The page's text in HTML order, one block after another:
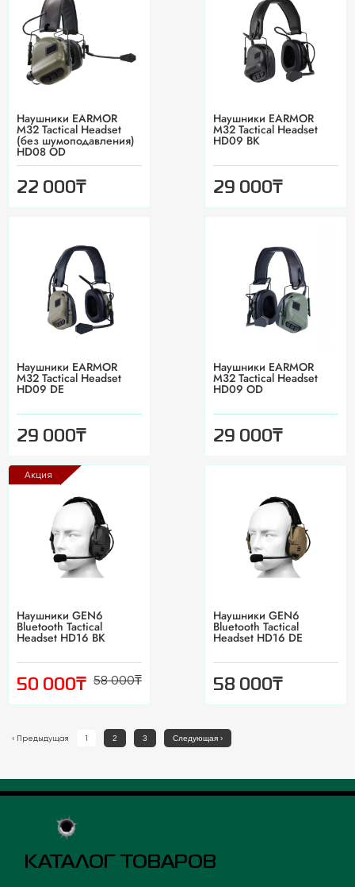
Наушники EARMOR
M32 Tactical Headset
(без шумоподавления)
HD08 OD
22 000₸
Наушники EARMOR
M32 Tactical Headset
HD09 BK
29 000₸
Наушники EARMOR
M32 Tactical Headset
HD09 DE
29 000₸
Наушники EARMOR
M32 Tactical Headset
HD09 OD
29 000₸
Наушники GEN6
Bluetooth Tactical
Headset HD16 BK
50 000₸ 58 000₸
Акция
Наушники GEN6
Bluetooth Tactical
Headset HD16 DE
58 000₸
‹ Предыдущая 1 2 3 Следующая ›
КАТАЛОГ ТОВАРОВ